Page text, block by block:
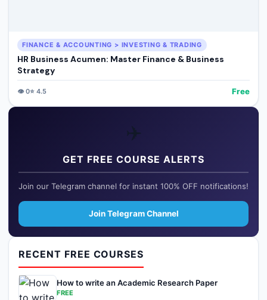
FINANCE & ACCOUNTING > INVESTING & TRADING
HR Business Acumen: Master Finance & Business
Strategy
👁️0⭐ 4.5 Free
✈️
GET FREE COURSE ALERTS
Join our Telegram channel for instant 100% OFF notifications!
Join Telegram Channel
RECENT FREE COURSES
How to write an Academic Research Paper
FREE